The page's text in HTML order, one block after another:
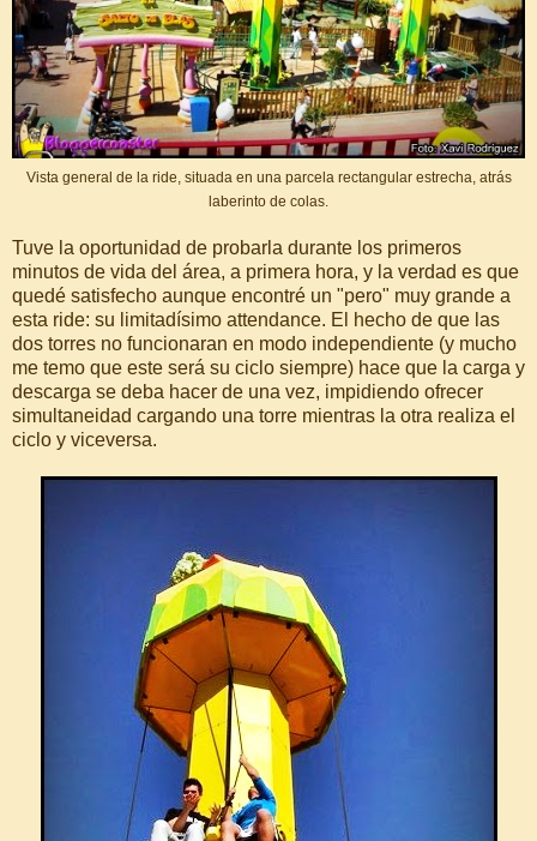
Vista general de la ride, situada en una parcela rectangular estrecha, atrás
laberinto de colas.
Tuve la oportunidad de probarla durante los primeros
minutos de vida del área, a primera hora, y la verdad es que
quedé satisfecho aunque encontré un "pero" muy grande a
esta ride: su limitadísimo attendance. El hecho de que las
dos torres no funcionaran en modo independiente (y mucho
me temo que este será su ciclo siempre) hace que la carga y
descarga se deba hacer de una vez, impidiendo ofrecer
simultaneidad cargando una torre mientras la otra realiza el
ciclo y viceversa.